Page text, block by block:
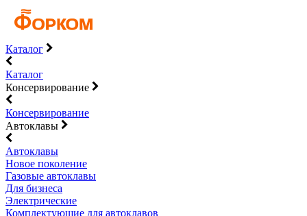
Каталог
Каталог
Консервирование
Консервирование
Автоклавы
Автоклавы
Новое поколение
Газовые автоклавы
Для бизнеса
Электрические
Комплектующие для автоклавов